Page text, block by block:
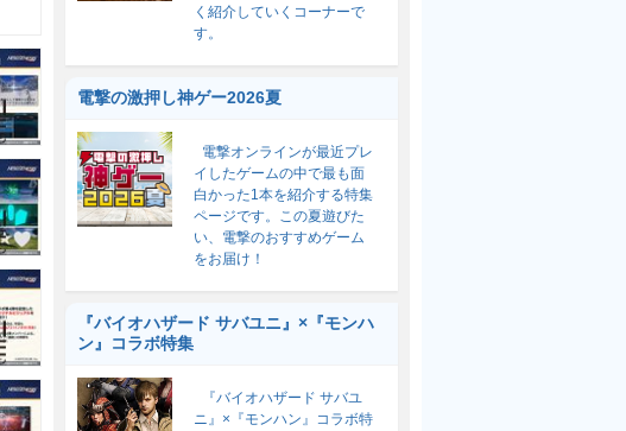
く紹介していくコーナーで
す。
電撃の激押し神ゲー2026夏
電撃オンラインが最近プレ
イしたゲームの中で最も面
白かった1本を紹介する特集
ページです。この夏遊びた
い、電撃のおすすめゲーム
をお届け！
『バイオハザード サバユニ』×『モンハ
ン』コラボ特集
『バイオハザード サバユ
ニ』×『モンハン』コラボ特